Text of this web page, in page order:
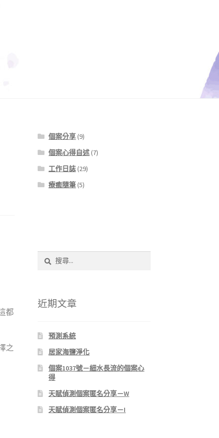
都
之
個案分享 (9)
個案心得自述 (7)
工作日誌 (29)
療癒隨筆 (5)
字:
近期文章
預測系統
居家海鹽淨化
個案1037號－細水長流的個案心
得
天賦偵測個案匿名分享－W
天賦偵測個案匿名分享－I